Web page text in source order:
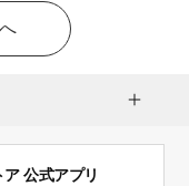
公式アプリ